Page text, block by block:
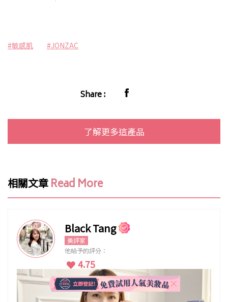
#敏感肌 #JONZAC
Share :
了解更多這產品
相關文章 Read More
Black Tang
美評家
他給予的評分：
4.75